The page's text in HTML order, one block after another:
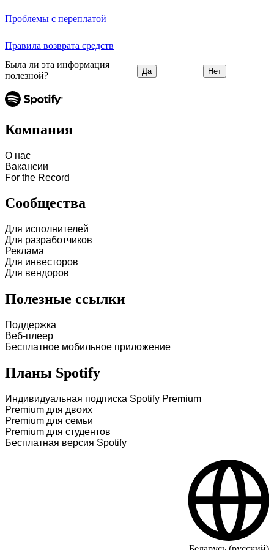
Проблемы с переплатой
Правила возврата средств
Была ли эта информация
полезной?
Да Нет
Компания
О нас
Вакансии
For the Record
Сообщества
Для исполнителей
Для разработчиков
Реклама
Для инвесторов
Для вендоров
Полезные ссылки
Поддержка
Веб-плеер
Бесплатное мобильное приложение
Планы Spotify
Индивидуальная подписка Spotify Premium
Premium для двоих
Premium для семьи
Premium для студентов
Бесплатная версия Spotify